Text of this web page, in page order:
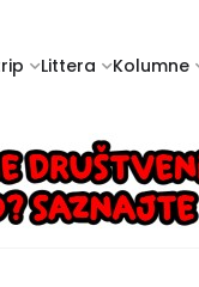
Littera Kolumne